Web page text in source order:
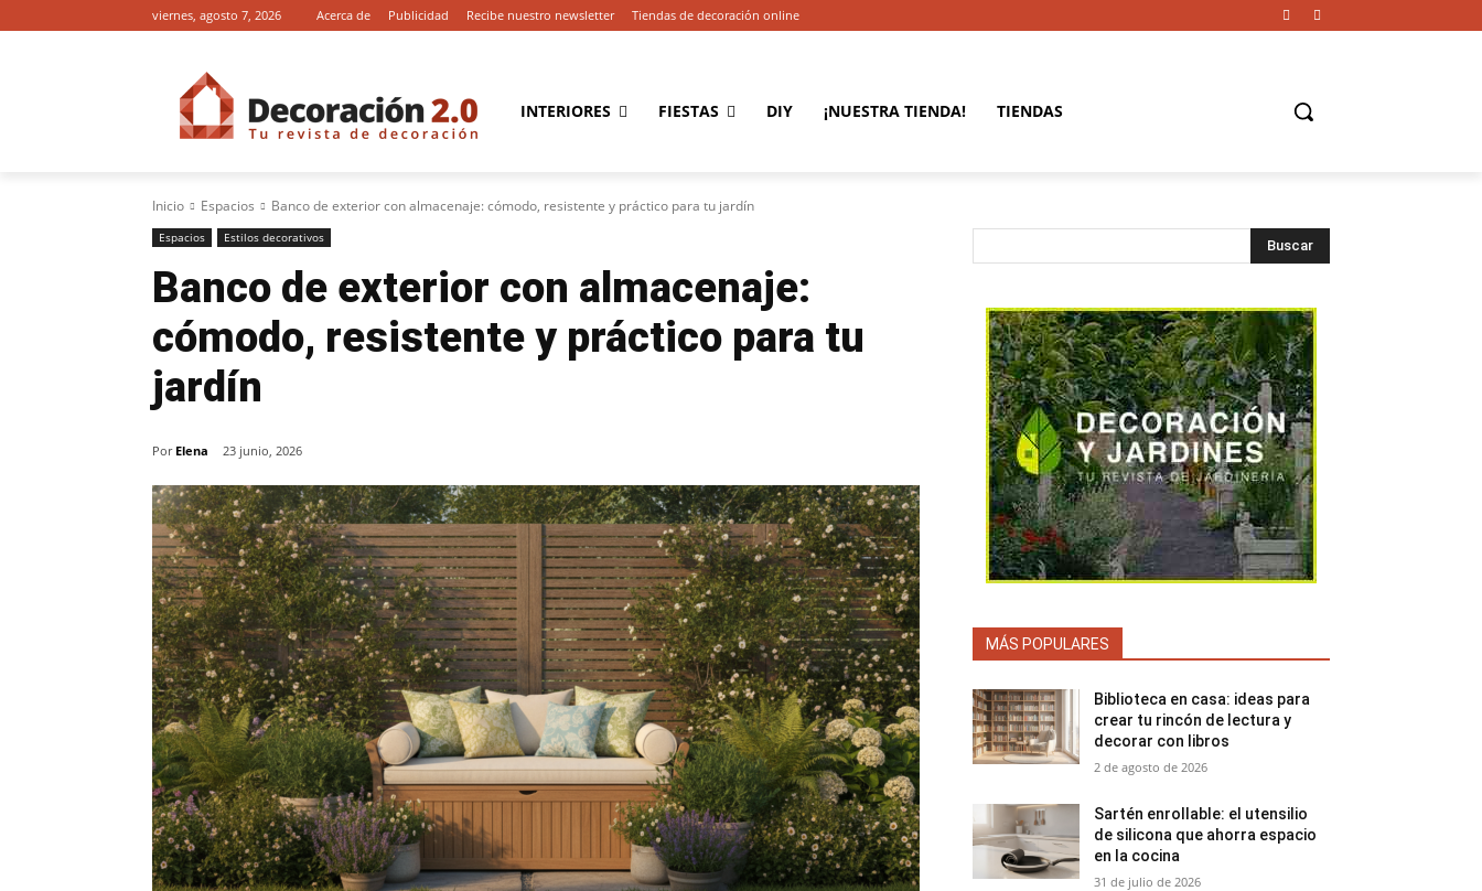
viernes, agosto 7, 2026 Acerca de Publicidad Recibe nuestro newsletter Tiendas de decoración online
INTERIORES FIESTAS DIY ¡NUESTRA TIENDA! TIENDAS
Inicio Espacios Banco de exterior con almacenaje: cómodo, resistente y práctico para tu jardín
Espacios Estilos decorativos
Banco de exterior con almacenaje:
cómodo, resistente y práctico para tu
jardín
Por Elena 23 junio, 2026
Buscar
MÁS POPULARES
Biblioteca en casa: ideas para
crear tu rincón de lectura y
decorar con libros
2 de agosto de 2026
Sartén enrollable: el utensilio
de silicona que ahorra espacio
en la cocina
31 de julio de 2026